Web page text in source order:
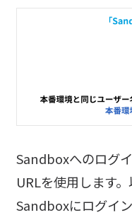
Sandboxへのログ
URLを使用します。
Sandboxにログイン